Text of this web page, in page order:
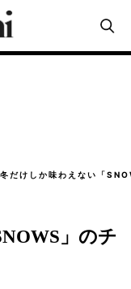
冬だけしか味わえない「
」のチ